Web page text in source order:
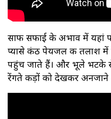
साफ सफाई के अभाव में यहां
प्यासे कंठ पेयजल की तलाश में
पहुंच जाते हैं। और भूले भटके से
रेंगते कीड़ों को देखकर